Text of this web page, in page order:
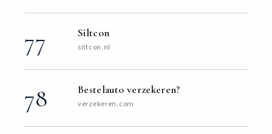
77 Siltcon
siltcon.nl
78 Bestelauto verzekeren?
verzekeren.com